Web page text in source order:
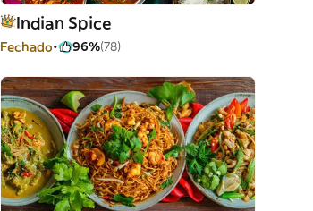
Indian Spice
Fechado 96%(78)